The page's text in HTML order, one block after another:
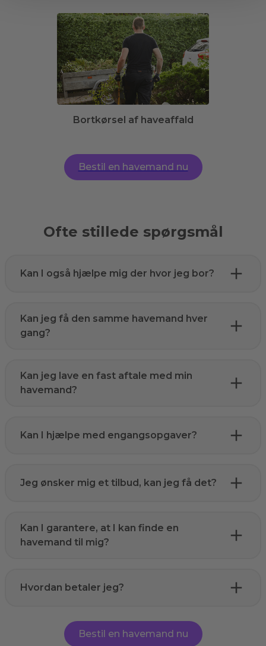
Bortkørsel af haveaffald
Bestil en havemand nu
Ofte stillede spørgsmål
Kan I også hjælpe mig der hvor jeg bor?
Kan jeg få den samme havemand hver
gang?
Kan jeg lave en fast aftale med min
havemand?
Kan I hjælpe med engangsopgaver?
Jeg ønsker mig et tilbud, kan jeg få det?
Kan I garantere, at I kan finde en
havemand til mig?
Hvordan betaler jeg?
Bestil en havemand nu